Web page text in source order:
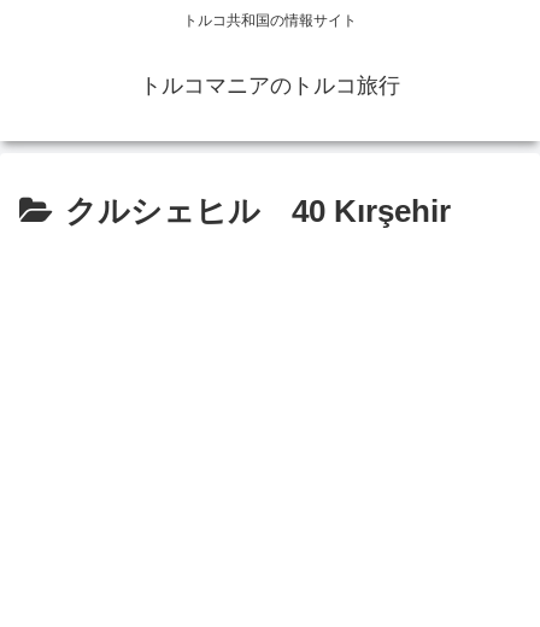
トルコ共和国の情報サイト
トルコマニアのトルコ旅行
クルシェヒル 40 Kırşehir